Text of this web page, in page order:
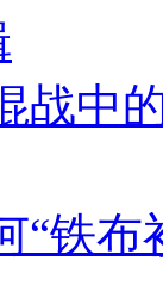
战中
“铁布